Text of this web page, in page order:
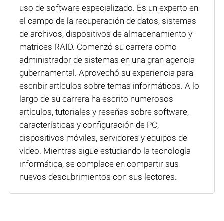
uso de software especializado. Es un experto en
el campo de la recuperación de datos, sistemas
de archivos, dispositivos de almacenamiento y
matrices RAID. Comenzó su carrera como
administrador de sistemas en una gran agencia
gubernamental. Aprovechó su experiencia para
escribir artículos sobre temas informáticos. A lo
largo de su carrera ha escrito numerosos
artículos, tutoriales y reseñas sobre software,
características y configuración de PC,
dispositivos móviles, servidores y equipos de
vídeo. Mientras sigue estudiando la tecnología
informática, se complace en compartir sus
nuevos descubrimientos con sus lectores.